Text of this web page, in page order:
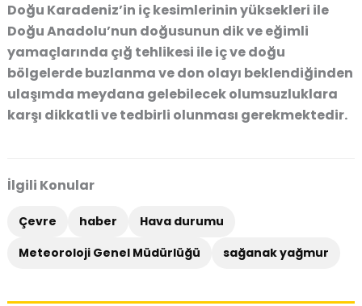
Doğu Karadeniz’in iç kesimlerinin yüksekleri ile
Doğu Anadolu’nun doğusunun dik ve eğimli
yamaçlarında çığ tehlikesi ile iç ve doğu
bölgelerde buzlanma ve don olayı beklendiğinden
ulaşımda meydana gelebilecek olumsuzluklara
karşı dikkatli ve tedbirli olunması gerekmektedir.
İlgili Konular
Çevre haber
Hava durumu
Meteoroloji Genel Müdürlüğü
sağanak yağmur